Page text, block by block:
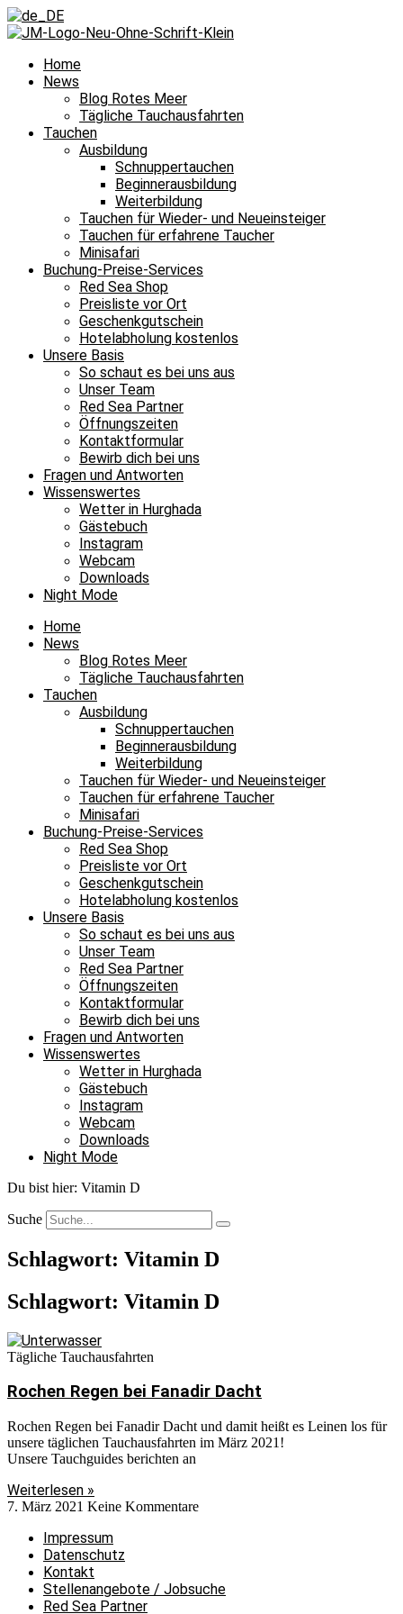
Home
News
Blog Rotes Meer
Tägliche Tauchausfahrten
Tauchen
Ausbildung
Schnuppertauchen
Beginnerausbildung
Weiterbildung
Tauchen für Wieder- und Neueinsteiger
Tauchen für erfahrene Taucher
Minisafari
Buchung-Preise-Services
Red Sea Shop
Preisliste vor Ort
Geschenkgutschein
Hotelabholung kostenlos
Unsere Basis
So schaut es bei uns aus
Unser Team
Red Sea Partner
Öffnungszeiten
Kontaktformular
Bewirb dich bei uns
Fragen und Antworten
Wissenswertes
Wetter in Hurghada
Gästebuch
Instagram
Webcam
Downloads
Night Mode
Home
News
Blog Rotes Meer
Tägliche Tauchausfahrten
Tauchen
Ausbildung
Schnuppertauchen
Beginnerausbildung
Weiterbildung
Tauchen für Wieder- und Neueinsteiger
Tauchen für erfahrene Taucher
Minisafari
Buchung-Preise-Services
Red Sea Shop
Preisliste vor Ort
Geschenkgutschein
Hotelabholung kostenlos
Unsere Basis
So schaut es bei uns aus
Unser Team
Red Sea Partner
Öffnungszeiten
Kontaktformular
Bewirb dich bei uns
Fragen und Antworten
Wissenswertes
Wetter in Hurghada
Gästebuch
Instagram
Webcam
Downloads
Night Mode
Du bist hier: Vitamin D
Suche
Schlagwort: Vitamin D
Schlagwort: Vitamin D
Tägliche Tauchausfahrten
Rochen Regen bei Fanadir Dacht
Rochen Regen bei Fanadir Dacht und damit heißt es Leinen los für
unsere täglichen Tauchausfahrten im März 2021!
Unsere Tauchguides berichten an
Weiterlesen »
7. März 2021 Keine Kommentare
Impressum
Datenschutz
Kontakt
Stellenangebote / Jobsuche
Red Sea Partner